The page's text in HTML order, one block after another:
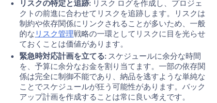
リスクの特定と追跡: リスク ログを作成し、プロジェ
クトの前進に合わせてリスクを追跡します。リスクは
制約や依存関係にリンクされることが多いため、一般
的なリスク管理戦略の一環としてリスクに目を光らせ
ておくことは価値があります。
緊急時対応計画を立てる: スケジュールに余分な時間
を、予算に余分なお金を割り当てます。一部の依存関
係は完全に制御不能であり、納品を逃すような単純な
ことでスケジュールが狂う可能性があります。バック
アップ計画を作成することは常に良い考えです。